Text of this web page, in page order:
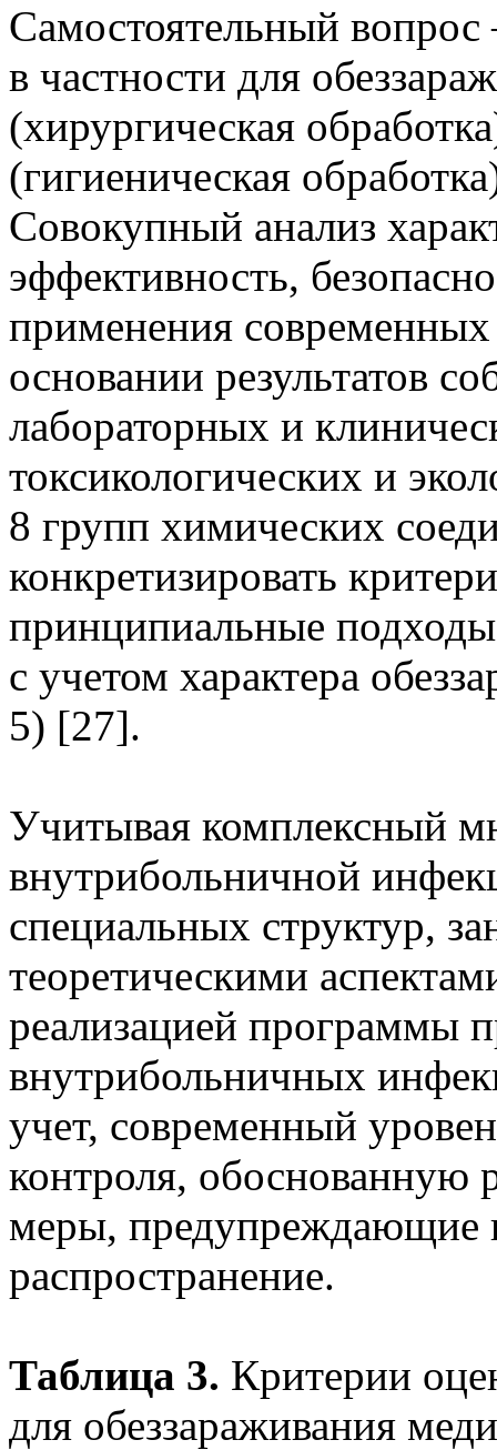
Самостоятельный
в частности для
(хирургическая
(гигиеническая
Совокупный анализ
эффективность,
применения
основании результатов
лабораторных и
токсикологических и
8 групп химических
конкретизировать
принципиальные
с учетом характера
5) [27].
Учитывая комплексный
внутрибольничной
специальных структур,
теоретическими
реализацией программы
внутрибольничных
учет, современный
контроля,
меры, предупреждающие
распространение.
Таблица 3. Критерии
для обеззараживания